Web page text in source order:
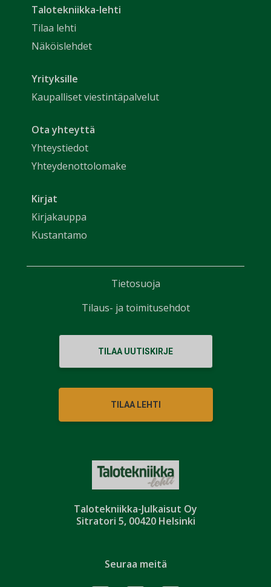
Talotekniikka-Julkaisut Oy
Sitratori 5, 00420 Helsinki
Talotekniikka-lehti
Tilaa lehti
Näköislehdet
Yrityksille
Kaupalliset viestintäpalvelut
Ota yhteyttä
Yhteystiedot
Yhteydenottolomake
Kirjat
Kirjakauppa
Kustantamo
TILAA UUTISKIRJE
TILAA LEHTI
Seuraa meitä
Tietosuoja
Tilaus- ja toimitusehdot